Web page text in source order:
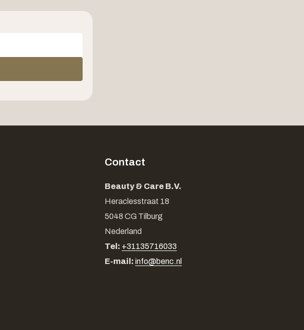
Contact
Beauty & Care B.V.
Heraclesstraat 18
5048 CG Tilburg
Nederland
Tel: +31135716033
E-mail: info@benc.nl